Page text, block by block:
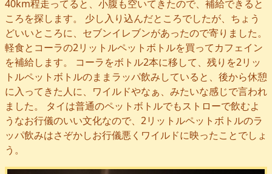
40km程走ってると、小腹も空いてきたので、補給できると
ころを探します。 少し入り込んだところでしたが、ちょう
どいいところに、セブンイレブンがあったので寄りました。
軽食とコーラの2リットルペットボトルを買ってカフェイン
を補給します。 コーラをボトル2本に移して、残りを2リッ
トルペットボトルのままラッパ飲みしていると、後から休憩
に入ってきた人に、ワイルドやなぁ、みたいな感じで言われ
ました。 タイは普通のペットボトルでもストローで飲むよ
うなお行儀のいい文化なので、2リットルペットボトルのラ
ッパ飲みはさぞかしお行儀悪くワイルドに映ったことでしょ
う。